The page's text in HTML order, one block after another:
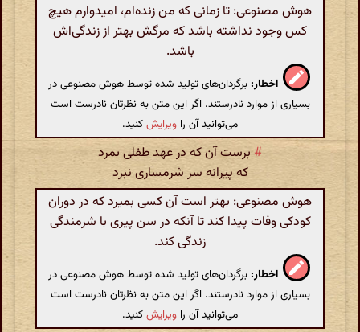
هوش مصنوعی: تا زمانی که من زنده‌ام، امیدوارم هیچ
کس وجود نداشته باشد که مرگش بهتر از زندگی‌اش
باشد.
اخطار: برگردان‌های تولید شده توسط هوش مصنوعی در
بسیاری از موارد نادرستند. اگر این متن به نظرتان نادرست است
می‌توانید آن را ویرایشکنید.
# برست آن که در عهد طفلی بمرد
که پیرانه سر شرمساری نبرد
هوش مصنوعی: بهتر است آن کسی بمیرد که در دوران
کودکی وفات پیدا کند تا آنکه در سن پیری با شرمندگی
زندگی کند.
اخطار: برگردان‌های تولید شده توسط هوش مصنوعی در
بسیاری از موارد نادرستند. اگر این متن به نظرتان نادرست است
می‌توانید آن را ویرایشکنید.